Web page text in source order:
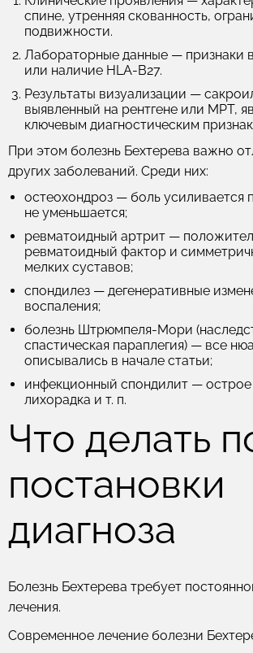
спине, утренняя скованность,
подвижности.
Лабораторные данные — признаки
или наличие HLA-B27.
Результаты визуализации —
выявленный на рентгене или МРТ,
ключевым диагностическим
При этом болезнь Бехтерева важно
других заболеваний. Среди них:
остеохондроз — боль усиливается
не уменьшается;
ревматоидный артрит —
ревматоидный фактор и
мелких суставов;
спондилез — дегенеративные
воспаления;
болезнь Штрюмпеля-Мори
спастическая параплегия) — все
описывались в начале статьи;
инфекционный спондилит — острое
лихорадка и т. п.
Что делать
постановки
диагноза
Болезнь Бехтерева требует
лечения.
Современное лечение болезни